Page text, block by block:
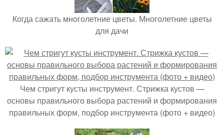
Когда сажать многолетние цветы. Многолетние цветы
для дачи
Чем стригут кусты инструмент. Стрижка кустов —
основы правильного выбора растений и формирования
правильных форм, подбор инструмента (фото + видео)